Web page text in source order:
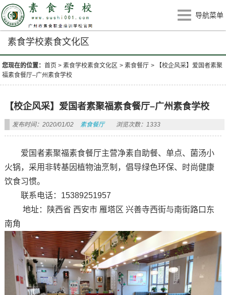
导航菜单
素食学校素食文化区
您现在的位置：首页 >素食学校素食文化区 >素食餐厅 >
【校企风采】爱国者素聚
福素食餐厅–广州素食学校
【校企风采】爱国者素聚福素食餐厅–广州素食学校
发布时间：2020/01/02 素食餐厅 浏览次数：1333
爱国者素聚福素食餐厅主营净素自助餐、单点、菌汤小
火锅，采用非转基因植物油烹制，倡导绿色环保、时尚健康
饮食习惯。
联系电话：15389251957
地址：陕西省 西安市 雁塔区 兴善寺西街与南街路口东
南角